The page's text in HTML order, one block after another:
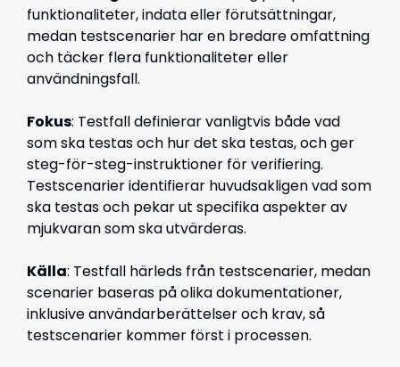
funktionaliteter, indata eller förutsättningar,
medan testscenarier har en bredare omfattning
och täcker flera funktionaliteter eller
användningsfall.
Fokus: Testfall definierar vanligtvis både vad
som ska testas och hur det ska testas, och ger
steg-för-steg-instruktioner för verifiering.
Testscenarier identifierar huvudsakligen vad som
ska testas och pekar ut specifika aspekter av
mjukvaran som ska utvärderas.
Källa: Testfall härleds från testscenarier, medan
scenarier baseras på olika dokumentationer,
inklusive användarberättelser och krav, så
testscenarier kommer först i processen.